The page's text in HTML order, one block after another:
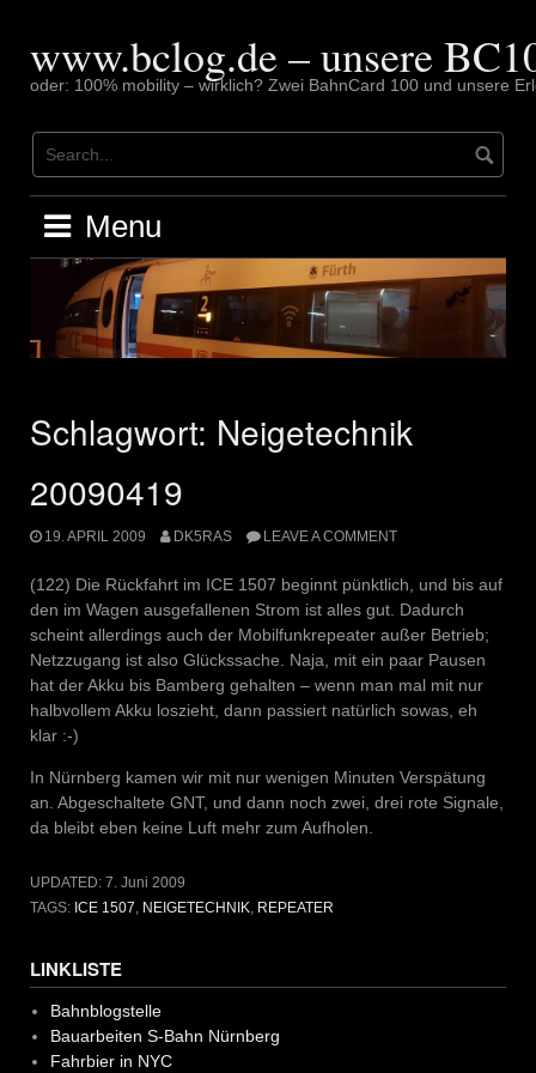
contentwww.bclog.de – unsere
oder: 100% mobility – wirklich? Zwei BahnCard 100 und unsere
Menu
Schlagwort: Neigetechnik
20090419
19. APRIL 2009 DK5RAS LEAVE A COMMENT
(122) Die Rückfahrt im ICE 1507 beginnt pünktlich, und bis auf
den im Wagen ausgefallenen Strom ist alles gut. Dadurch
scheint allerdings auch der Mobilfunkrepeater außer Betrieb;
Netzzugang ist also Glückssache. Naja, mit ein paar Pausen
hat der Akku bis Bamberg gehalten – wenn man mal mit nur
halbvollem Akku loszieht, dann passiert natürlich sowas, eh
klar :-)
In Nürnberg kamen wir mit nur wenigen Minuten Verspätung
an. Abgeschaltete GNT, und dann noch zwei, drei rote Signale,
da bleibt eben keine Luft mehr zum Aufholen.
UPDATED: 7. Juni 2009
TAGS: ICE 1507 NEIGETECHNIK REPEATER
LINKLISTE
Bahnblogstelle
Bauarbeiten S-Bahn Nürnberg
Fahrbier in NYC